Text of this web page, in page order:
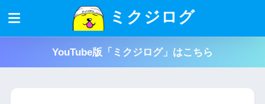
ミクジログ
YouTube版「ミクジログ」はこちら